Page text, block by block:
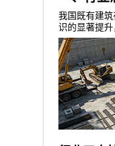
我国既有建
识的显著提